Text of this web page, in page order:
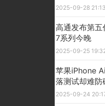
2025-09-28
高通发布第五
7系列今晚
2025-09-25
苹果iPhone
落测试却难防
2025-09-24